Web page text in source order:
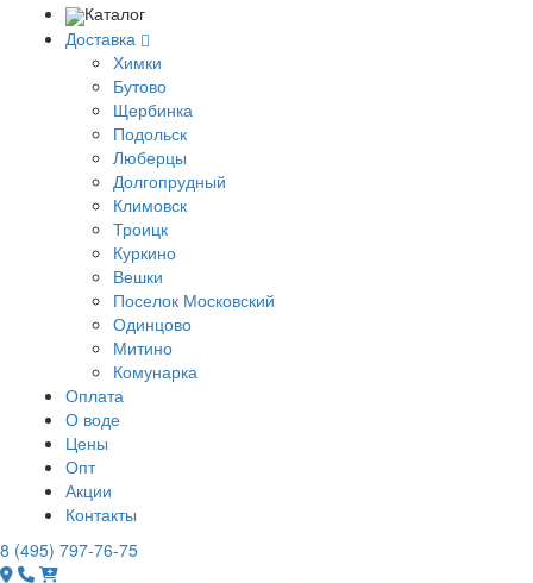
Каталог
Доставка
Химки
Бутово
Щербинка
Подольск
Люберцы
Долгопрудный
Климовск
Троицк
Куркино
Вешки
Поселок Московский
Одинцово
Митино
Комунарка
Оплата
О воде
Цены
Опт
Акции
Контакты
8 (495) 797-76-75